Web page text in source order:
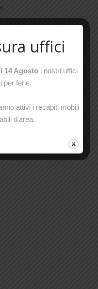
uffici
14 Agosto i nostri uffici
per ferie.
attivi i recapiti mobili
d'area.